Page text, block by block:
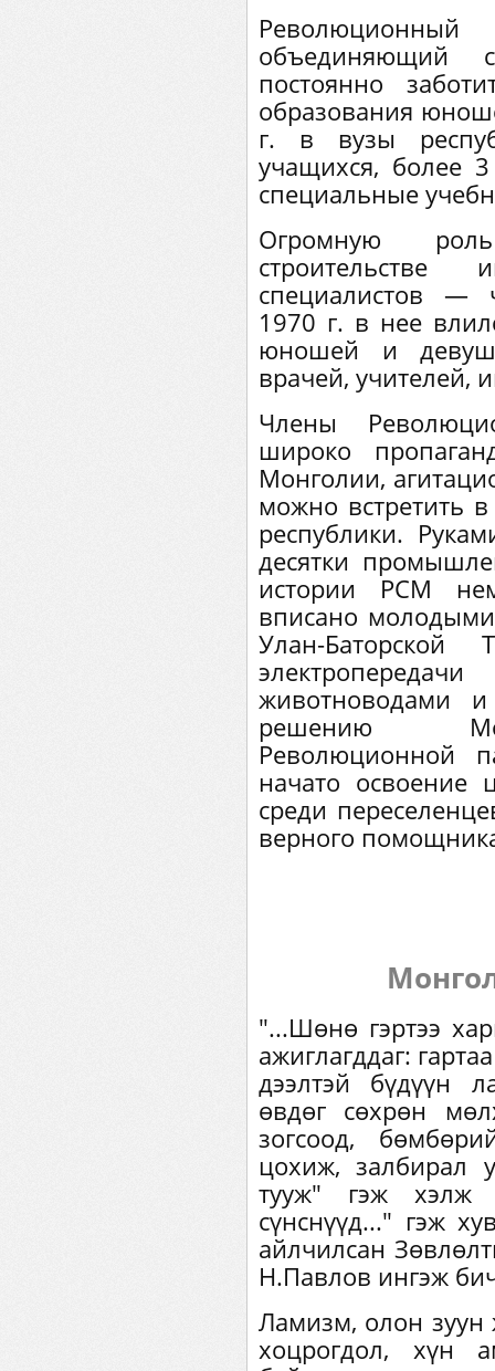
объединяющий
постоянно
образования
г. в вузы
учащихся, более
специальные
Огромную
специалистов —
1970 г. в нее
юношей и
врачей, учителей,
Члены
широко
Монголии,
можно встретить
республики.
десятки
истории РСМ
вписано молодыми
Улан-
животноводами
решению
Революционной
начато освоение
среди
верного
"...Шөнө гэртээ
ажиглагддаг:
дээлтэй бүдүүн
өвдөг сөхрөн
зогсоод,
цохиж, залбирал
тууж" гэж хэлж
сүнснүүд..." гэж
айлчилсан
Н.Павлов ингэж
Ламизм, олон зуун
хоцрогдол, хүн